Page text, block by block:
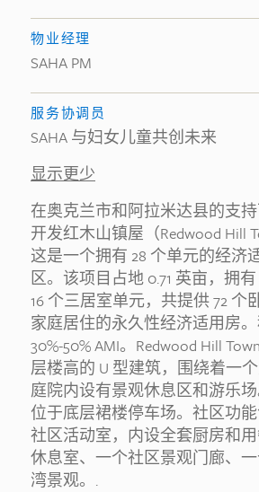
物业经理
SAHA PM
服务协调员
SAHA 与妇女儿童共创未来
显示更少
在奥克兰市和阿拉米达县的支持
开发红木山镇屋（Redwood Hill
这是一个拥有 28 个单元的经济
区。该项目占地 0.71 英亩，拥
16 个三居室单元，共提供 72 个
家庭居住的永久性经济适用房
30%-50% AMI。Redwood Hill
层楼高的 U 型建筑，围绕着一个
庭院内设有景观休息区和游乐
位于底层裙楼停车场。社区功
社区活动室，内设全套厨房和
休息室、一个社区景观门廊、
湾景观。.